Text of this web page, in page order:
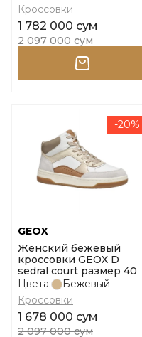
Кроссовки
1 782 000 сум
2 097 000 сум
-20%
GEOX
Женский бежевый
кроссовки GEOX D
sedral court размер 40
Цвета:
Бежевый
Кроссовки
1 678 000 сум
2 097 000 сум